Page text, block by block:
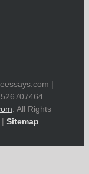
|
. All Rights
| Sitemap